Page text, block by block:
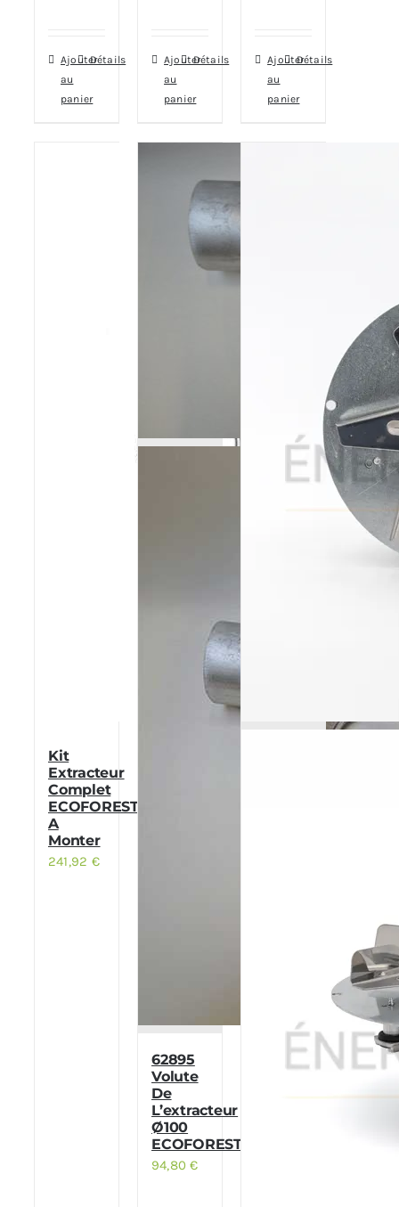
Ajouter
au
panier
Détails
Ajouter
au
panier
Détails
Ajouter
au
panier
Détails
Kit
Extracteur
Complet
ECOFOREST
A
Monter
241,92 €
62895
Volute
De
L’extracteur
Ø100
ECOFOREST
94,80€